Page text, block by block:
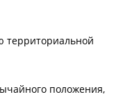
положения,